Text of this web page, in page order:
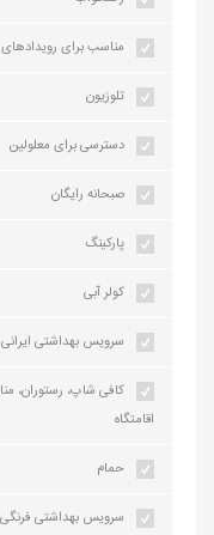
مناسب برای رویدادهای
تلوزیون
دسترسی برای معلولین
صبحانه رایگان
پارکینگ
کولر آبی
سرویس بهداشتی ایرانی
کافی شاپ، رستوران،
اقامتگاه
حمام
سرویس بهداشتی فرنگی